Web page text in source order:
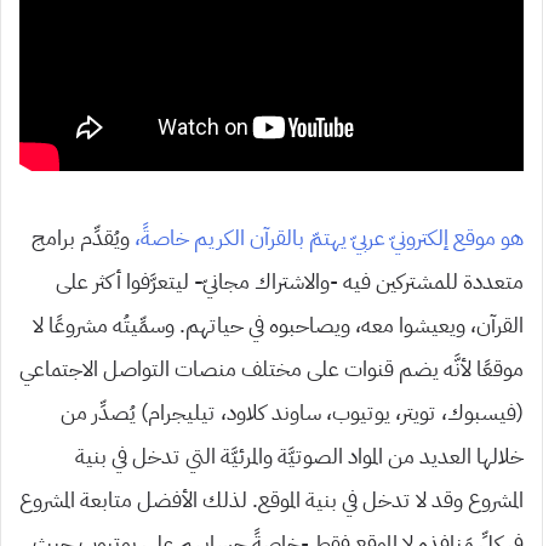
هو موقع إلكترونيّ عربيّ يهتمّ بالقرآن الكريم خاصةً،ويُقدِّم برامج
متعددة للمشتركين فيه -والاشتراك مجانيّ- ليتعرَّفوا أكثر على
القرآن، ويعيشوا معه، ويصاحبوه في حياتهم. وسمِّيتُه مشروعًا لا
موقعًا لأنَّه يضم قنوات على مختلف منصات التواصل الاجتماعي
(فيسبوك، تويتر، يوتيوب، ساوند كلاود، تيليجرام) يُصدِّر من
خلالها العديد من المواد الصوتيَّة والمرئيَّة التي تدخل في بنية
المشروع وقد لا تدخل في بنية الموقع. لذلك الأفضل متابعة المشروع